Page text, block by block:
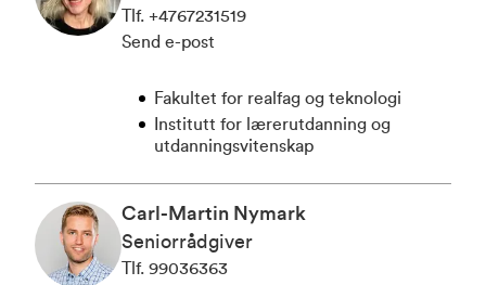
Tlf. +4767231519
Send e-post
Fakultet for realfag og teknologi
Institutt for lærerutdanning og
utdanningsvitenskap
Carl-Martin Nymark
Seniorrådgiver
Tlf. 99036363